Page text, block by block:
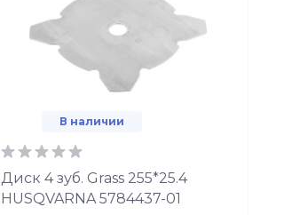
В наличии
Диск 4 зуб. Grass 255*25.4
HUSQVARNA 5784437-01